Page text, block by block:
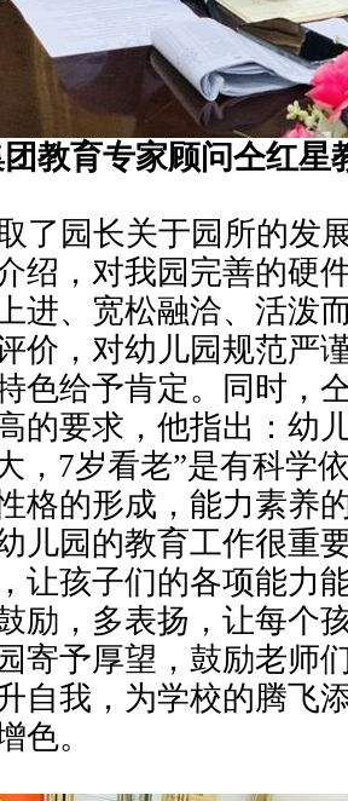
教育专家顾问仝红星
了园长关于园所的发
绍，对我园完善的硬
进、宽松融洽、活泼
价，对幼儿园规范严
色给予肯定。同时，
的要求，他指出：幼
，7岁看老”是有科学
格的形成，能力素养
儿园的教育工作很重
让孩子们的各项能力
励，多表扬，让每个
寄予厚望，鼓励老师
自我，为学校的腾飞
色。